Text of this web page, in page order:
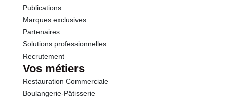
Publications
Marques exclusives
Partenaires
Solutions professionnelles
Recrutement
Vos métiers
Restauration Commerciale
Boulangerie-Pâtisserie